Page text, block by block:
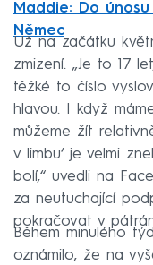
Maddie: Do
Němec
Už na začátku
zmizení. „Je to 17
těžké to číslo
hlavou. I když
můžeme žít
v limbu‘ je velmi
bolí,“ uvedli na
za neutuchající
pokračovat v
Během minulého
oznámilo, že na